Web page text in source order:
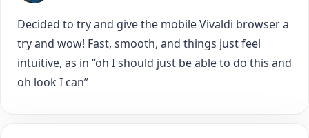
Decided to try and give the mobile Vivaldi browser a
try and wow! Fast, smooth, and things just feel
intuitive, as in “oh I should just be able to do this and
oh look I can”